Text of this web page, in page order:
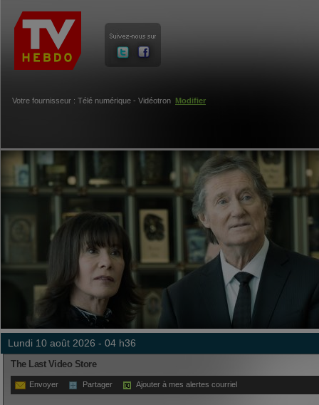
Votre fournisseur : Télé numérique - Vidéotron Modifier
lundi 10 août 2026 - 04 h36
The Last Video Store
Envoyer Partager Ajouter à mes alertes courriel